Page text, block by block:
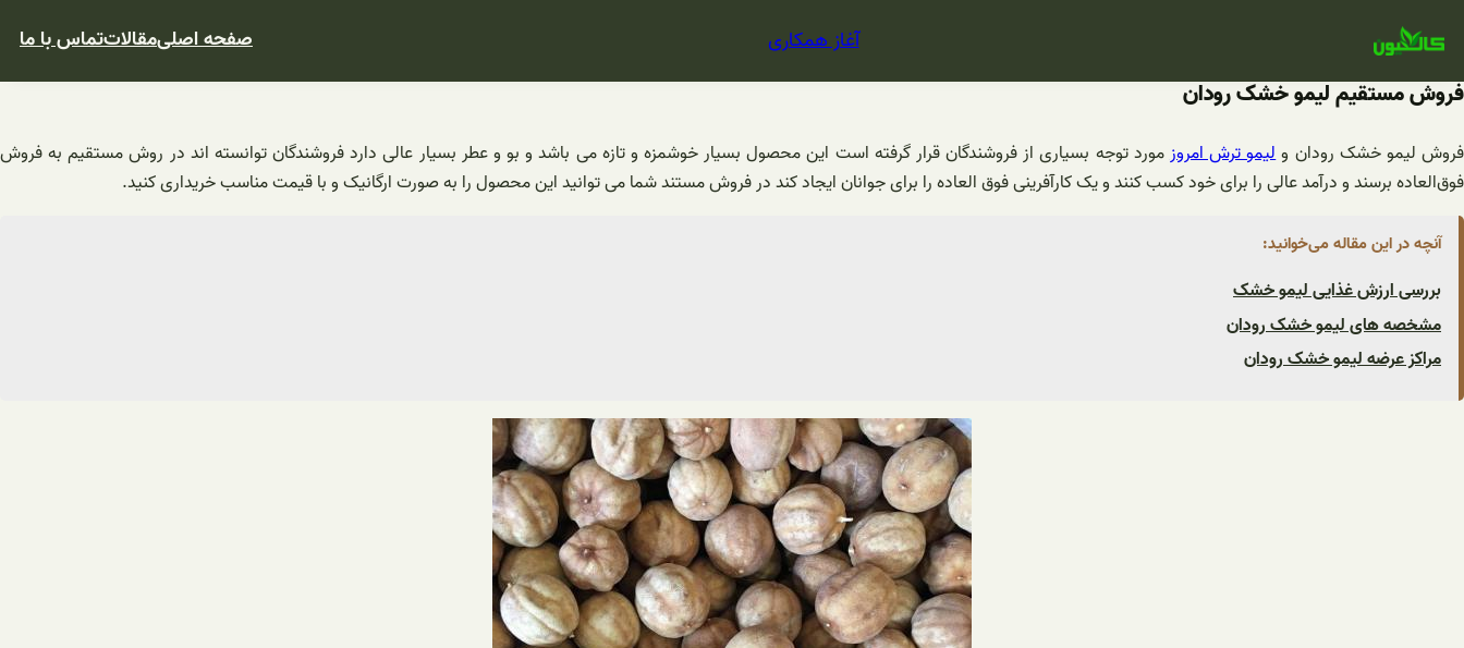
آغاز همکاری صفحه اصلیمقالاتتماس با ما
فروش مستقیم لیمو خشک رودان
فروش لیمو خشک رودان ولیمو ترش امروزمورد توجه بسیاری از فروشندگان قرار گرفته است این محصول بسیار خوشمزه و تازه می باشد و بو و عطر بسیار عالی دارد فروشندگان توانسته اند در روش مستقیم به فروش
فوق‌العاده برسند و درآمد عالی را برای خود کسب کنند و یک کارآفرینی فوق العاده را برای جوانان ایجاد کند در فروش مستند شما می توانید این محصول را به صورت ارگانیک و با قیمت مناسب خریداری کنید.
آنچه در این مقاله می‌خوانید:
بررسی ارزش غذایی لیمو خشک
مشخصه های لیمو خشک رودان
مراکز عرضه لیمو خشک رودان